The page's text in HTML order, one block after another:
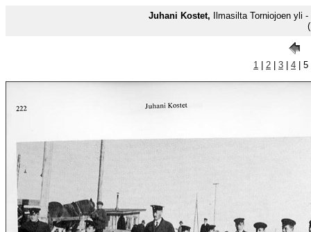
Juhani Kostet,
Ilmasilta Torniojoen yli
1 2 3 4 |